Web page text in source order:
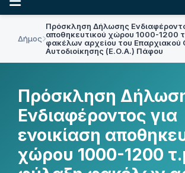
Δήμος
Πρόσκληση Δήλωσης
αποθηκευτικού χώρου 1000-1200
φακέλων αρχείου του Επαρχιακού
Αυτοδιοίκησης (Ε.Ο.Α.) Πάφου
Πρόσκληση
Ενδιαφέροντος για
ενοικίαση
χώρου 1000-1200